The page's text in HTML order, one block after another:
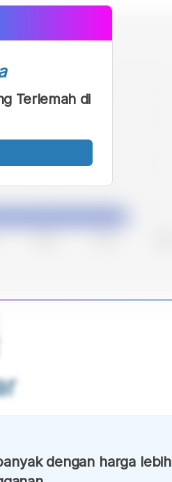
Terlemah di
dengan harga lebih